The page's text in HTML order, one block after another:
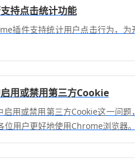
持点击统计功能
插件支持统计用户点击行为，为
用或禁用第三方Cookie
用或禁用第三方Cookie这一问题
用户更好地使用Chrome浏览器。